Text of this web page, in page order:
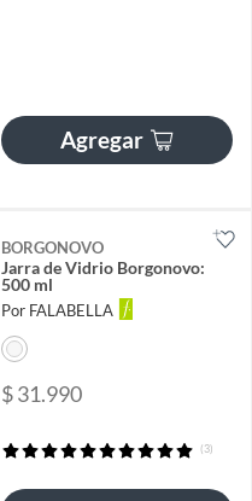
Agregar
BORGONOVO
Jarra de Vidrio Borgonovo:
500 ml
Por FALABELLA
$ 31.990
(3)